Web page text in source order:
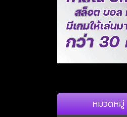
หมวดหมู่